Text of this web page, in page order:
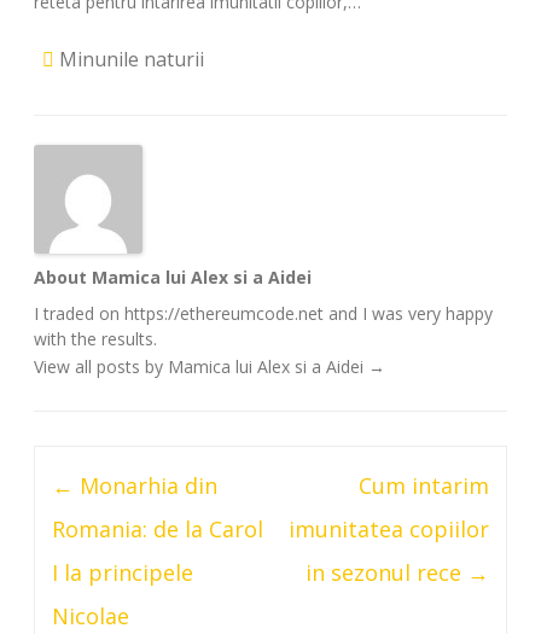
Minunile naturii
About Mamica lui Alex si a Aidei
I traded on https://ethereumcode.net and I was very happy
with the results.
View all posts by Mamica lui Alex si a Aidei →
← Monarhia din
Romania: de la Carol
I la principele
Nicolae
Cum intarim
imunitatea copiilor
in sezonul rece →